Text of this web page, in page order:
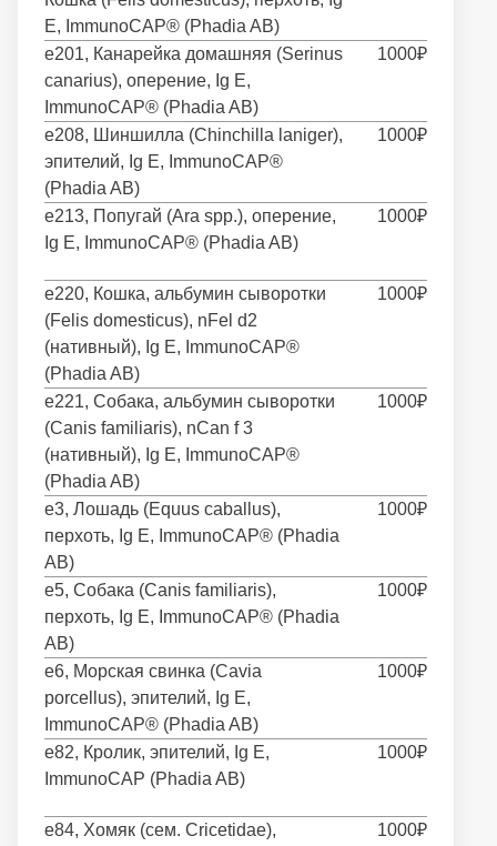
E, ImmunoCAP® (Phadia AB)
e201, Канарейка домашняя (Serinus
canarius), оперение, Ig E,
ImmunoCAP® (Phadia AB)
1000₽
e208, Шиншилла (Chinchilla laniger),
эпителий, Ig E, ImmunoCAP®
(Phadia AB)
1000₽
e213, Попугай (Ara spp.), оперение,
Ig E, ImmunoCAP® (Phadia AB)
1000₽
e220, Кошка, альбумин сыворотки
(Felis domesticus), nFel d2
(нативный), Ig E, ImmunoCAP®
(Phadia AB)
1000₽
e221, Собака, альбумин сыворотки
(Canis familiaris), nCan f 3
(нативный), Ig E, ImmunoCAP®
(Phadia AB)
1000₽
e3, Лошадь (Equus caballus),
перхоть, Ig E, ImmunoCAP® (Phadia
AB)
1000₽
e5, Собака (Canis familiaris),
перхоть, Ig E, ImmunoCAP® (Phadia
AB)
1000₽
e6, Морская свинка (Cavia
porcellus), эпителий, Ig E,
ImmunoCAP® (Phadia AB)
1000₽
e82, Кролик, эпителий, Ig E,
ImmunoCAP (Phadia AB)
1000₽
e84, Хомяк (сем. Cricetidae),
1000₽